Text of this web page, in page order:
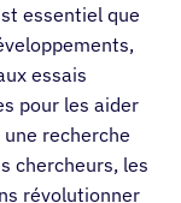
essentiel que
essais
pour les aider
recherche
chercheurs, les
révolutionner